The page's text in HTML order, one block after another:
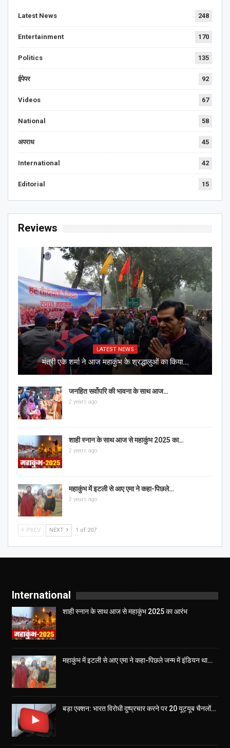
Latest News 248
Entertainment 170
Politics 135
ईपेपर 92
Videos 67
National 58
अपराध 45
International 42
Editorial 15
Reviews
LATEST NEWS
मंत्री एके शर्मा ने आज महाकुंभ के श्रद्धालुओं का किया…
जनहित सर्वोपरि की भावना के साथ आज…
2 years ago
शाही स्नान के साथ आज से महाकुंभ 2025 का…
2 years ago
महाकुंभ में इटली से आए एमा ने कहा-पिछले…
2 years ago
PREV NEXT 1 of 207
International
शाही स्नान के साथ आज से महाकुंभ 2025 का आरंभ
महाकुंभ में इटली से आए एमा ने कहा-पिछले जन्म में इंडियन था…
बड़ा एक्शन: भारत विरोधी दुष्प्रचार करने पर 20 यूट्यूब चैनलों…